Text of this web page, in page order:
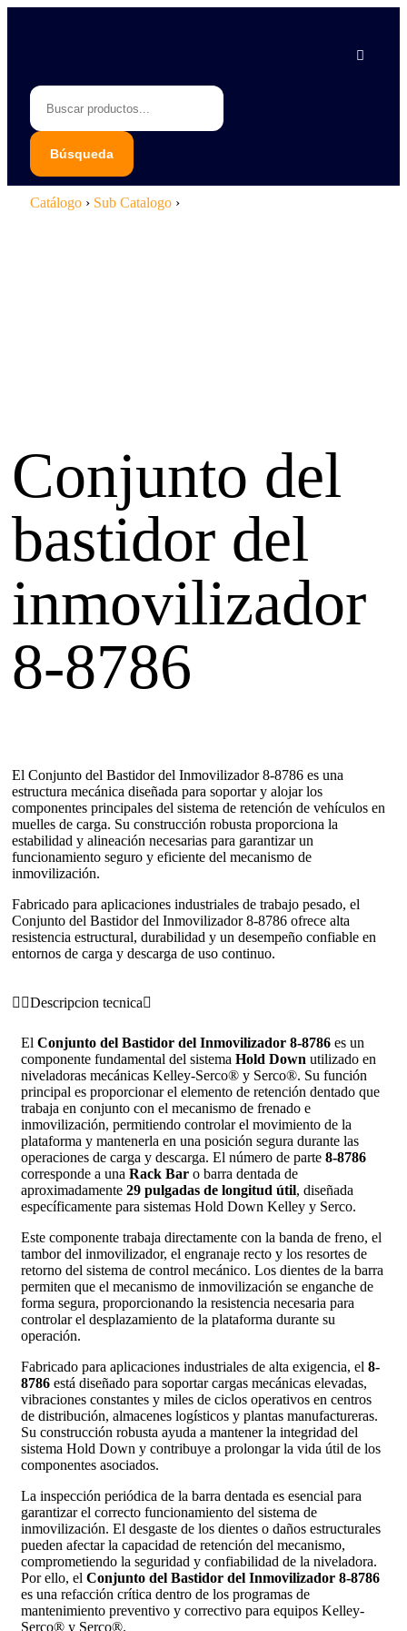
Catálogo › Sub Catalogo ›
Conjunto del
bastidor del
inmovilizador
8-8786
El Conjunto del Bastidor del Inmovilizador 8-8786 es una
estructura mecánica diseñada para soportar y alojar los
componentes principales del sistema de retención de vehículos en
muelles de carga. Su construcción robusta proporciona la
estabilidad y alineación necesarias para garantizar un
funcionamiento seguro y eficiente del mecanismo de
inmovilización.
Fabricado para aplicaciones industriales de trabajo pesado, el
Conjunto del Bastidor del Inmovilizador 8-8786 ofrece alta
resistencia estructural, durabilidad y un desempeño confiable en
entornos de carga y descarga de uso continuo.
Descripcion tecnica
El Conjunto del Bastidor del Inmovilizador 8-8786 es un
componente fundamental del sistema Hold Down utilizado en
niveladoras mecánicas Kelley-Serco® y Serco®. Su función
principal es proporcionar el elemento de retención dentado que
trabaja en conjunto con el mecanismo de frenado e
inmovilización, permitiendo controlar el movimiento de la
plataforma y mantenerla en una posición segura durante las
operaciones de carga y descarga. El número de parte 8-8786
corresponde a una Rack Bar o barra dentada de
aproximadamente 29 pulgadas de longitud útil, diseñada
específicamente para sistemas Hold Down Kelley y Serco.
Este componente trabaja directamente con la banda de freno, el
tambor del inmovilizador, el engranaje recto y los resortes de
retorno del sistema de control mecánico. Los dientes de la barra
permiten que el mecanismo de inmovilización se enganche de
forma segura, proporcionando la resistencia necesaria para
controlar el desplazamiento de la plataforma durante su
operación.
Fabricado para aplicaciones industriales de alta exigencia, el 8-
8786 está diseñado para soportar cargas mecánicas elevadas,
vibraciones constantes y miles de ciclos operativos en centros
de distribución, almacenes logísticos y plantas manufactureras.
Su construcción robusta ayuda a mantener la integridad del
sistema Hold Down y contribuye a prolongar la vida útil de los
componentes asociados.
La inspección periódica de la barra dentada es esencial para
garantizar el correcto funcionamiento del sistema de
inmovilización. El desgaste de los dientes o daños estructurales
pueden afectar la capacidad de retención del mecanismo,
comprometiendo la seguridad y confiabilidad de la niveladora.
Por ello, el Conjunto del Bastidor del Inmovilizador 8-8786
es una refacción crítica dentro de los programas de
mantenimiento preventivo y correctivo para equipos Kelley-
Serco® y Serco®.